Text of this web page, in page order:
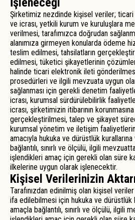
Şirketimiz nezdinde kişisel veriler; ticari
ve icrası, yetkili kurum ve kuruluşlara
verilmesi, tarafımızca doğrudan
alanımıza girmeyen konularda ödeme
teslim edilmesi, tahsilatların
edilmesi, tüketici şikayetlerinin
halinde ticari elektronik ileti
prosedürleri ve ilgili mevzuata uygun
sağlanması için gerekli denetim
icrası, kurumsal sürdürülebilirlik
icrası, şirketimizin itibarının
gerçekleştirilmesi, talep ve şikayet
kurumsal yönetim ve iletişim
amacıyla hukuka ve dürüstlük
bağlantılı, sınırlı ve ölçülü, ilgili
işlendikleri amaç için gerekli olan süre
ilkelerine uygun olarak işlenecektir.
Kişisel Verilerinizin
Tarafınızdan edinilmiş olan kişisel veriler
ifa edilebilmesi için hukuka ve dürüstlük
amaçla bağlantılı, sınırlı ve ölçülü, ilgili